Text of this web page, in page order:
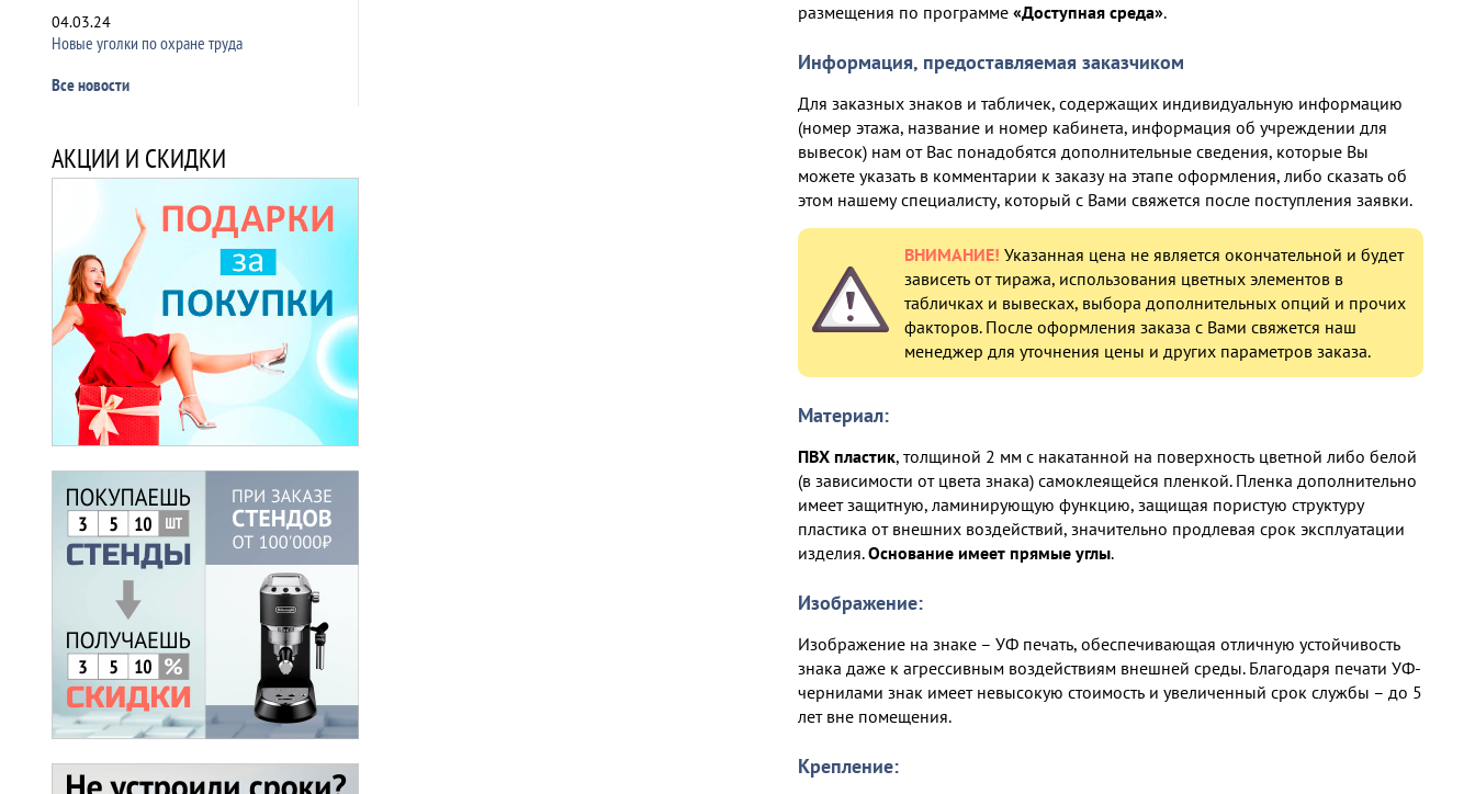
04.03.24
Новые уголки по охране труда
Все новости
АКЦИИ И СКИДКИ
размещения по программе «Доступная среда».
Информация, предоставляемая заказчиком
Для заказных знаков и табличек, содержащих индивидуальную информацию
(номер этажа, название и номер кабинета, информация об учреждении для
вывесок) нам от Вас понадобятся дополнительные сведения, которые Вы
можете указать в комментарии к заказу на этапе оформления, либо сказать об
этом нашему специалисту, который с Вами свяжется после поступления заявки.
ВНИМАНИЕ! Указанная цена не является окончательной и будет
зависеть от тиража, использования цветных элементов в
табличках и вывесках, выбора дополнительных опций и прочих
факторов. После оформления заказа с Вами свяжется наш
менеджер для уточнения цены и других параметров заказа.
Материал:
ПВХ пластик, толщиной 2 мм с накатанной на поверхность цветной либо белой
(в зависимости от цвета знака) самоклеящейся пленкой. Пленка дополнительно
имеет защитную, ламинирующую функцию, защищая пористую структуру
пластика от внешних воздействий, значительно продлевая срок эксплуатации
изделия.Основание имеет прямые углы.
Изображение:
Изображение на знаке – УФ печать, обеспечивающая отличную устойчивость
знака даже к агрессивным воздействиям внешней среды. Благодаря печати УФ-
чернилами знак имеет невысокую стоимость и увеличенный срок службы – до 5
лет вне помещения.
Крепление: